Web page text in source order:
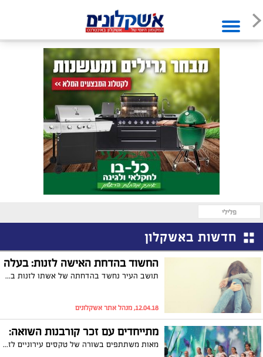
פלילי
חדשות באשקלון
החשוד בהדחת האישה לזנות: בעלה
תושב העיר נחשד בהדחתה של אשתו לזנות בסרסרות ובהפצת תמונות עירום שלה ברשת. לאחר שפנה לעורכת הדין לימור רוט חזן, התיק כנגדו נסגר
12.04.18, מנהל אתר אשקלונים
מתייחדים עם זכר קורבנות השואה:
מאות משתתפים בשורה של טקסים עירוניים לזכר ששת מיליון היהודים שנרצחו בשואה. האירועים התקיימו בסימן '70 שנה למדינת ישראל'